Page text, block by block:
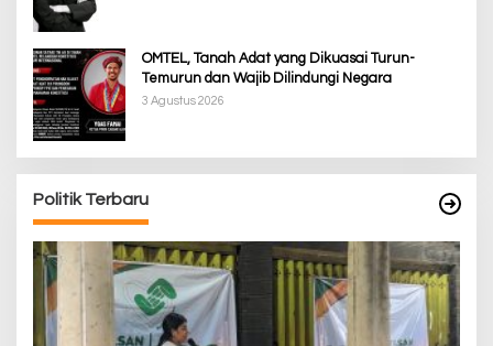
OMTEL, Tanah Adat yang Dikuasai Turun-
Temurun dan Wajib Dilindungi Negara
3 Agustus 2026
Politik Terbaru